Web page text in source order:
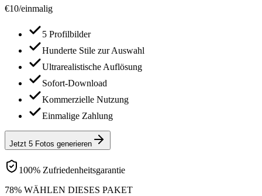
€10/einmalig
5 Profilbilder
Hunderte Stile zur Auswahl
Ultrarealistische Auflösung
Sofort-Download
Kommerzielle Nutzung
Einmalige Zahlung
Jetzt 5 Fotos generieren
100% Zufriedenheitsgarantie
78% WÄHLEN DIESES PAKET